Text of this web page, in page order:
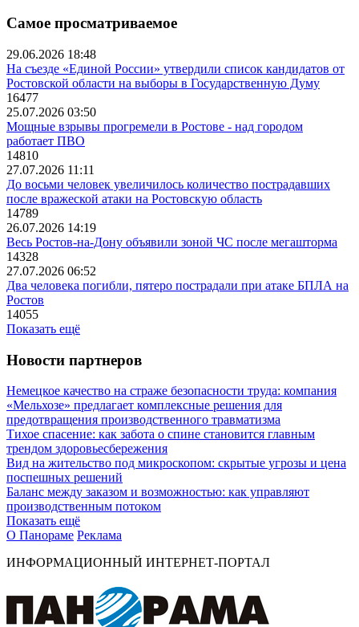
Самое просматриваемое
29.06.2026 18:48
На съезде «Единой России» утвердили список кандидатов от
Ростовской области на выборы в Государственную Думу
16477
25.07.2026 03:50
Мощные взрывы прогремели в Ростове - над городом
работает ПВО
14810
27.07.2026 11:11
До восьми человек увеличилось количество пострадавших
после вражеской атаки на Ростовскую область
14789
26.07.2026 14:19
Весь Ростов-на-Дону объявили зоной ЧС после мегашторма
14328
27.07.2026 06:52
Два человека погибли, пятеро пострадали при атаке БПЛА на
Ростов
14055
Показать ещё
Новости партнеров
Немецкое качество на страже безопасности труда: компания
«Мельхозе» предлагает комплексные решения для
предотвращения производственного травматизма
Тихое спасение: как забота о спине становится главным
трендом здоровьесбережения
Вид на жительство под микроскопом: скрытые угрозы и цена
поспешных решений
Баланс между заказом и возможностью: как управляют
производственным потоком
Показать ещё
О Панораме Реклама
ИНФОРМАЦИОННЫЙ ИНТЕРНЕТ-ПОРТАЛ